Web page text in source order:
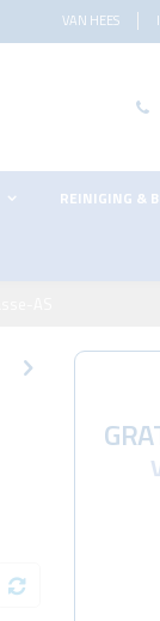
VAN HEES
REINIGING &